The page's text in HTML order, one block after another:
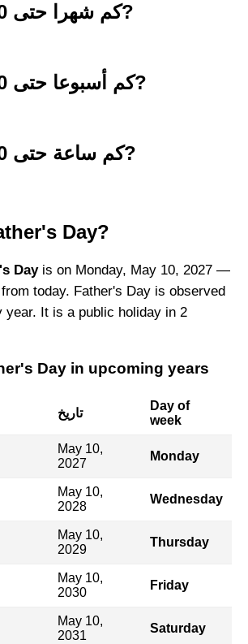
كم شهرا حتى 10 مايو 2027?
كم أسبوعا حتى 10 مايو 2027?
كم ساعة حتى 10 مايو 2027?
Day?
Dayis on Monday, May 10, 2027 —
today. Father's Day is observed
year. It is a public holiday in 2
Day in upcoming years
تاريخ
Day of
week
May 10,
2027
Monday
May 10,
2028
Wednesday
May 10,
2029
Thursday
May 10,
2030
Friday
May 10,
2031
Saturday